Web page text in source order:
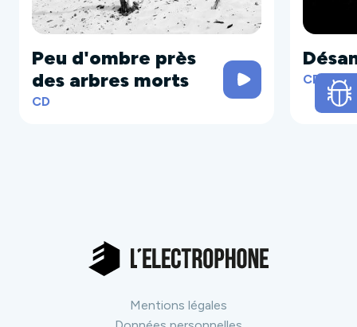
Peu d'ombre près
des arbres morts
CD
CD
Mentions légales